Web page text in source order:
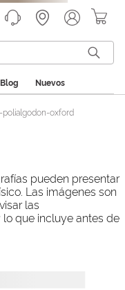
Blog Nuevos